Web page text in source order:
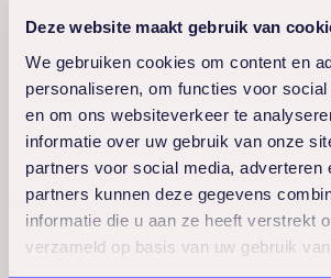
Deze website maakt gebruik van
We gebruiken cookies om content en
personaliseren, om functies voor
en om ons websiteverkeer te
informatie over uw gebruik van onze
partners voor social media, adverteren
partners kunnen deze gegevens
informatie die u aan ze heeft verstrekt
verzameld op basis van uw gebruik
wordt
om
te maken
mensen
Voorkeuren (1)